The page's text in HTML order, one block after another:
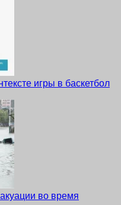
игры в баскетбол
во время